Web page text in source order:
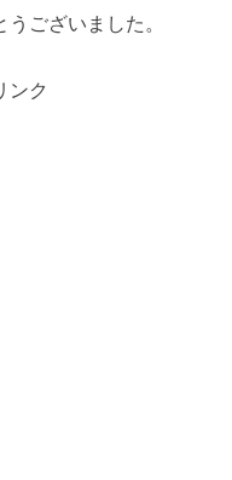
ございました。
ンク